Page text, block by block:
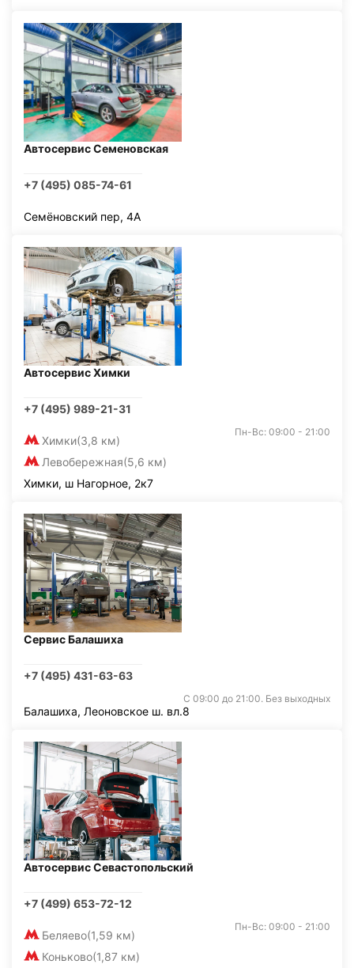
Автосервис Семеновская
+7 (495) 085-74-61
Семёновский пер, 4А
Автосервис Химки
+7 (495) 989-21-31
Химки(3,8 км)
Левобережная(5,6 км)
Пн-Вс: 09:00 - 21:00
Химки, ш Нагорное, 2к7
Сервис Балашиха
+7 (495) 431-63-63
С 09:00 до 21:00. Без выходных
Балашиха, Леоновское ш. вл.8
Автосервис Севастопольский
+7 (499) 653-72-12
Беляево(1,59 км)
Коньково(1,87 км)
Пн-Вс: 09:00 - 21:00